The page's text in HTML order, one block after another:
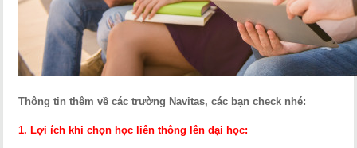
Thông tin thêm về các trường Navitas, các bạn check nhé:
1. Lợi ích khi chọn học liên thông lên đại học: